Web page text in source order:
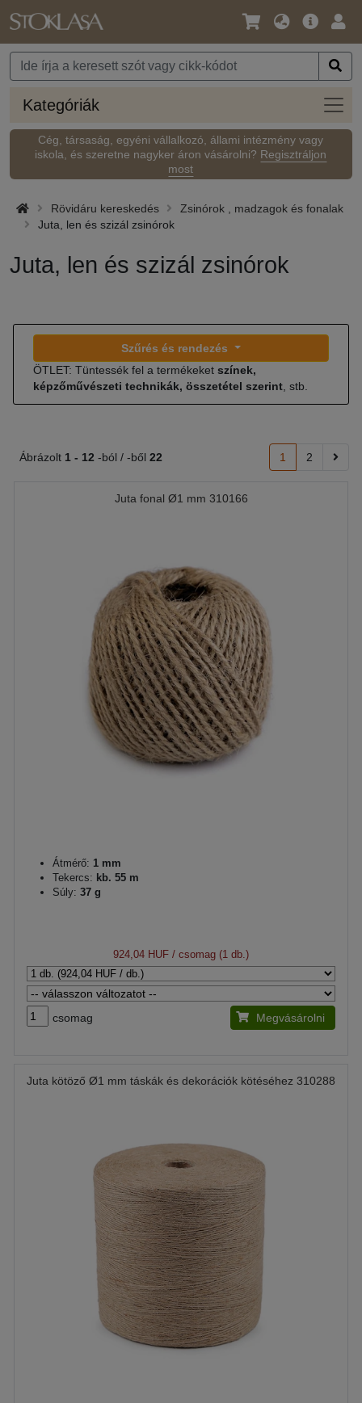
Nyelv
Pénznem
Fő
Kategóriák
Cég, társaság, egyéni vállalkozó, állami intézmény vagy
iskola, és szeretne nagyker áron vásárolni? Regisztráljon
most
Rövidáru kereskedés
Zsinórok , madzagok és fonalak
Juta, len és szizál zsinórok
Juta, len és szizál zsinórok
Szűrés és rendezés
ÖTLET: Tüntessék fel a termékeket színek,
képzőművészeti technikák, összetétel szerint , stb.
Ábrázolt 1 - 12 -ból / -ből 22 1 2
Juta fonal Ø1 mm 310166
Átmérő: 1 mm
Tekercs: kb. 55 m
Súly: 37 g
924,04 HUF / csomag (1 db.)
csomag Megvásárolni
Juta kötöző Ø1 mm táskák és dekorációk kötéséhez 310288